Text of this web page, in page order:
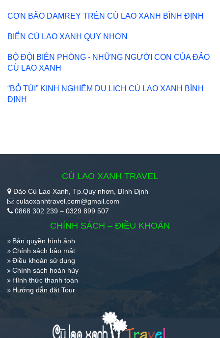
CƠN BÃO DAMREY TRÊN CÙ LAO XANH BÌNH ĐỊNH
BIỂN CÙ LAO XANH QUY NHƠN
BỘ ĐỘI BIÊN PHÒNG - NHỮNG NGƯỜI CON CỦA ĐẢO
CÙ LAO XANH
“BỎ TÚI” KINH NGHIỆM DU LỊCH CÙ LAO XANH BÌNH
ĐỊNH
CÙ LAO XANH TRAVEL
Đảo Cù Lao Xanh, Tp.Quy nhơn, Bình Định
culaoxanhtravel.com@gmail.com
0868 302 239 – 0329 899 507
CHÍNH SÁCH – ĐIỀU KHOẢN
Bản quyền hình ảnh
Chính sách bảo mật
Điều khoản sử dụng
Chính sách hoàn hủy
Hình thức thanh toán
Hướng dẫn đặt Tour